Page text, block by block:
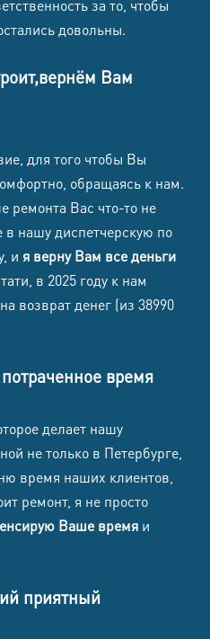
за то, чтобы
довольны.
Вам
для того чтобы Вы
обращаясь к нам.
ремонта Вас что-то не
в нашу диспетчерскую по
и я верну Вам все деньги
в 2025 году к нам
возврат денег (из 38990
время
делает нашу
не только в Петербурге,
время наших клиентов,
ремонт, я не просто
Ваше времяи
приятный